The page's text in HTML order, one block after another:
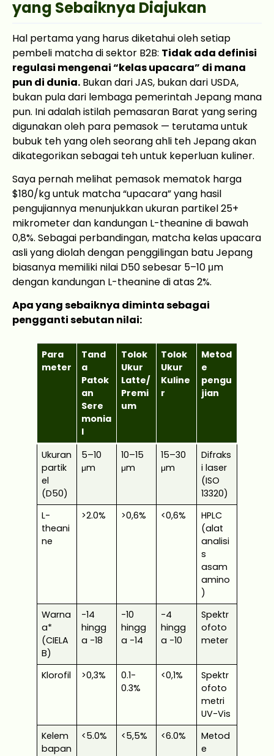
yang Sebaiknya Diajukan
Hal pertama yang harus diketahui oleh setiap
pembeli matcha di sektor B2B: Tidak ada definisi
regulasi mengenai “kelas upacara” di mana
pun di dunia. Bukan dari JAS, bukan dari USDA,
bukan pula dari lembaga pemerintah Jepang mana
pun. Ini adalah istilah pemasaran Barat yang sering
digunakan oleh para pemasok — terutama untuk
bubuk teh yang oleh seorang ahli teh Jepang akan
dikategorikan sebagai teh untuk keperluan kuliner.
Saya pernah melihat pemasok mematok harga
$180/kg untuk matcha “upacara” yang hasil
pengujiannya menunjukkan ukuran partikel 25+
mikrometer dan kandungan L-theanine di bawah
0,8%. Sebagai perbandingan, matcha kelas upacara
asli yang diolah dengan penggilingan batu Jepang
biasanya memiliki nilai D50 sebesar 5–10 μm
dengan kandungan L-theanine di atas 2%.
Apa yang sebaiknya diminta sebagai
pengganti sebutan nilai:
Para
meter
Tand
a
Patok
an
Sere
monia
l
Tolok
Ukur
Latte/
Premi
um
Tolok
Ukur
Kuline
r
Metod
e
pengu
jian
Ukuran
partik
el
(D50)
5–10
μm
10–15
μm
15–30
μm
Difraks
i laser
(ISO
13320)
L-
theani
ne
>2.0% >0,6% <0,6%
HPLC
(alat
analisi
s
asam
amino
)
Warna
a*
(CIELA
B)
-14
hingg
a -18
-10
hingg
a -14
-4
hingg
a -10
Spektr
ofoto
meter
Klorofil >0,3%
0.1-
0.3%
<0,1%
Spektr
ofoto
metri
UV-Vis
Kelem
bapan
<5.0% <5,5% <6.0%
Metod
e